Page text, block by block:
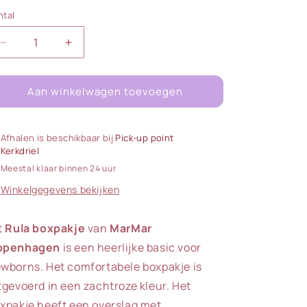
Aantal
verlagen
voor
MarMar
|
Boxpakje
|
Gentle
Aantal
verhogen
voor
MarMar
|
Boxpakje
Gentle
Aan winkelwagen toevoegen
Afhalen is beschikbaar bij Pick-up point
Kerkdriel
Meestal klaar binnen 24 uur
Winkelgegevens bekijken
Rula boxpakje van MarMar
is een heerlijke basic voor
Het comfortabele boxpakje is
in een zachtroze kleur. Het